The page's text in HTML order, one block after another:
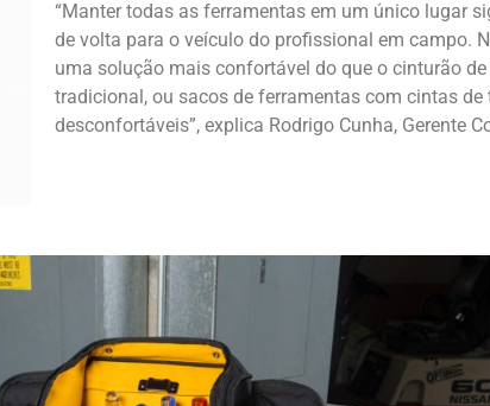
“Manter todas as ferramentas em um único lugar
de volta para o veículo do profissional em campo.
uma solução mais confortável do que o cinturão
tradicional, ou sacos de ferramentas com cintas de
desconfortáveis”, explica Rodrigo Cunha, Gerente